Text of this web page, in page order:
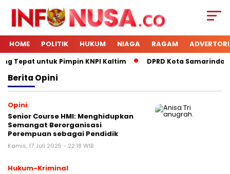
HOME POLITIK HUKUM NIAGA RAGAM
Tepat untuk Pimpin KNPI Kaltim DPRD Kota Samarinda
Berita Opini
Opini
Senior Course HMI: Menghidupkan
Semangat Berorganisasi
Perempuan sebagai Pendidik
Kamis, 17 Juli 2025 - 22:18 WIB
Hukum-Kriminal